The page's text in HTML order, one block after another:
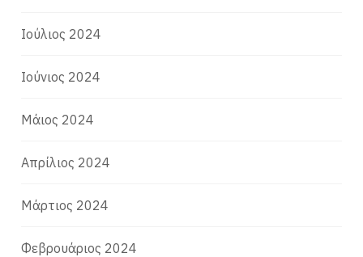
Ιούλιος 2024
Ιούνιος 2024
Μάιος 2024
Απρίλιος 2024
Μάρτιος 2024
Φεβρουάριος 2024